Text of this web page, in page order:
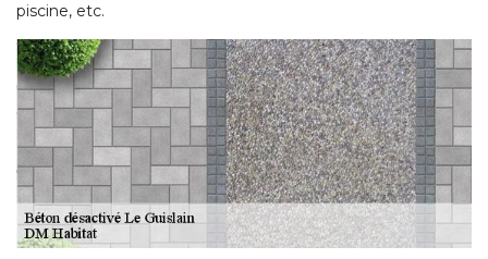
piscine, etc.